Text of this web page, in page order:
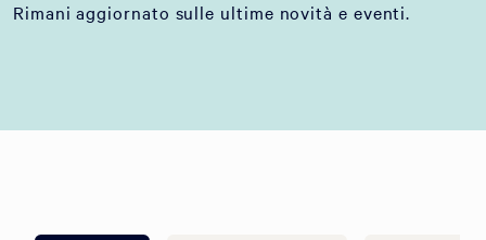
Rimani aggiornato sulle ultime novità e eventi.